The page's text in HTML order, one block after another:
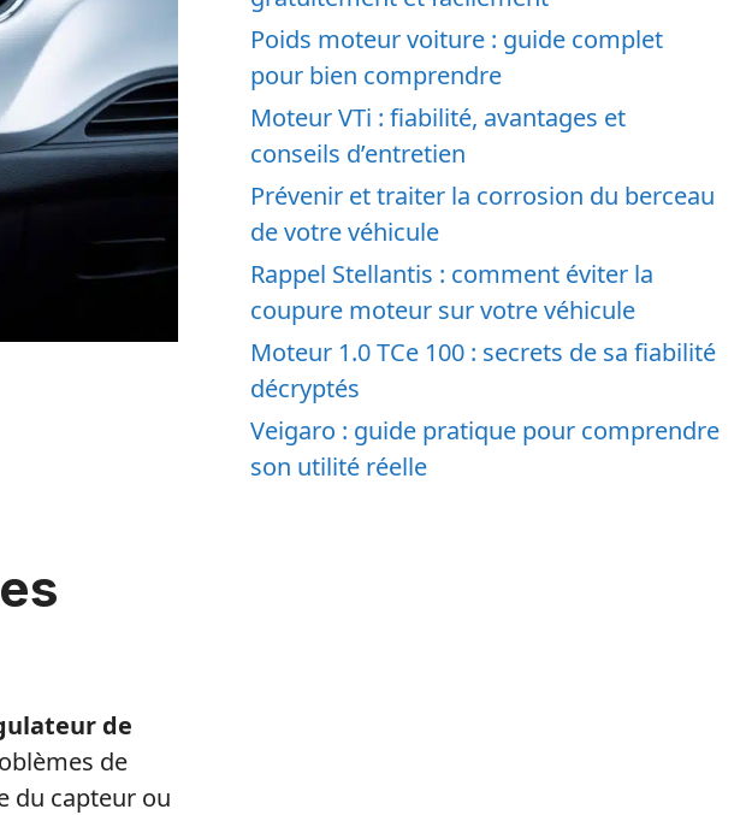
de
de
du capteur ou
Poids moteur voiture : guide complet
pour bien comprendre
Moteur VTi : fiabilité, avantages et
conseils d’entretien
Prévenir et traiter la corrosion du berceau
de votre véhicule
Rappel Stellantis : comment éviter la
coupure moteur sur votre véhicule
Moteur 1.0 TCe 100 : secrets de sa fiabilité
décryptés
Veigaro : guide pratique pour comprendre
son utilité réelle